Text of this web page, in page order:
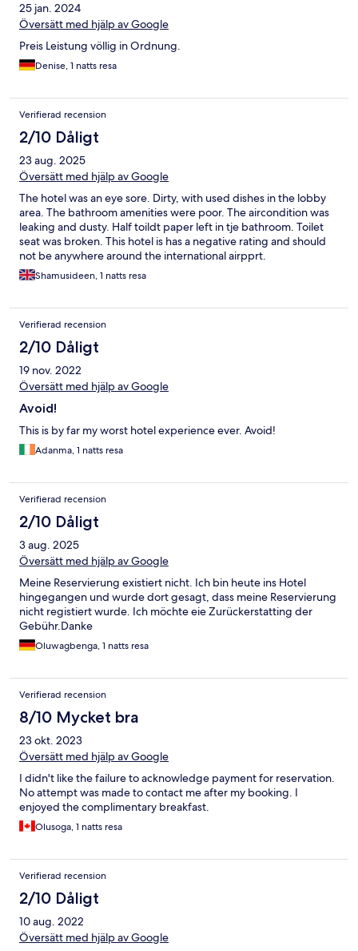
25 jan. 2024
Översätt med hjälp av Google
Preis Leistung völlig in Ordnung.
Denise, 1 natts resa
Verifierad recension
2/10 Dåligt
23 aug. 2025
Översätt med hjälp av Google
The hotel was an eye sore. Dirty, with used dishes in the lobby
area. The bathroom amenities were poor. The aircondition was
leaking and dusty. Half toildt paper left in tje bathroom. Toilet
seat was broken. This hotel is has a negative rating and should
not be anywhere around the international airpprt.
Shamusideen, 1 natts resa
Verifierad recension
2/10 Dåligt
19 nov. 2022
Översätt med hjälp av Google
Avoid!
This is by far my worst hotel experience ever. Avoid!
Adanma, 1 natts resa
Verifierad recension
2/10 Dåligt
3 aug. 2025
Översätt med hjälp av Google
Meine Reservierung existiert nicht. Ich bin heute ins Hotel
hingegangen und wurde dort gesagt, dass meine Reservierung
nicht registiert wurde. Ich möchte eie Zurückerstatting der
Gebühr.Danke
Oluwagbenga, 1 natts resa
Verifierad recension
8/10 Mycket bra
23 okt. 2023
Översätt med hjälp av Google
I didn't like the failure to acknowledge payment for reservation.
No attempt was made to contact me after my booking. I
enjoyed the complimentary breakfast.
Olusoga, 1 natts resa
Verifierad recension
2/10 Dåligt
10 aug. 2022
Översätt med hjälp av Google